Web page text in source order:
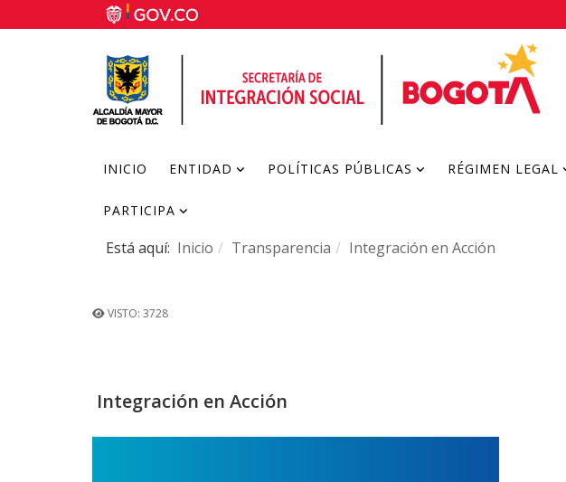
INICIO ENTIDAD POLÍTICAS PÚBLICAS RÉGIMEN LEGAL
PARTICIPA
Está aquí: Inicio Transparencia Integración en Acción
VISTO: 3728
Integración en Acción